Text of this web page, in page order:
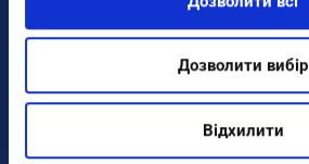
Дозволити вибір
Відхилити
UOMO